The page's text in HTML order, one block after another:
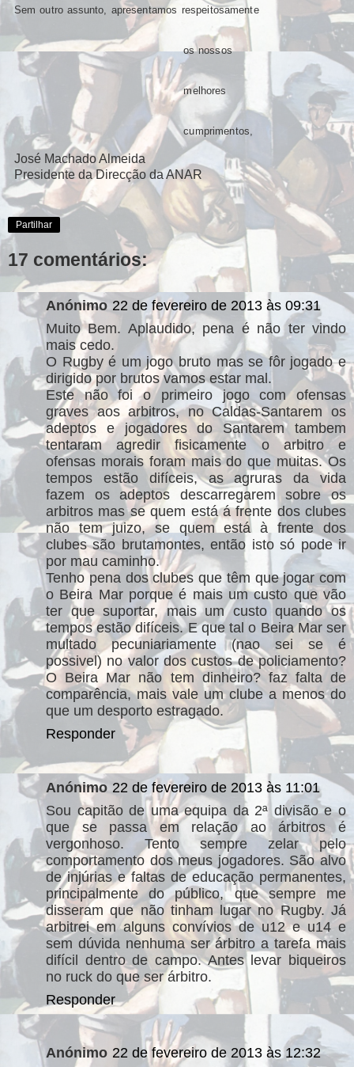
Sem outro assunto, apresentamos respeitosamente
os nossos
mel hores
cumprimentos,
José Machado Almeida
Presidente da Direcção da ANAR
Partilhar
17 comentários:
Anónimo 22 de fevereiro de 2013 às 09:31
Muito Bem. Aplaudido, pena é não ter vindo
mais cedo.
O Rugby é um jogo bruto mas se fôr jogado e
dirigido por brutos vamos estar mal.
Este não foi o primeiro jogo com ofensas
graves aos arbitros, no Caldas-Santarem os
adeptos e jogadores do Santarem tambem
tentaram agredir fisicamente o arbitro e
ofensas morais foram mais do que muitas. Os
tempos estão difíceis, as agruras da vida
fazem os adeptos descarregarem sobre os
arbitros mas se quem está á frente dos clubes
não tem juizo, se quem está à frente dos
clubes são brutamontes, então isto só pode ir
por mau caminho.
Tenho pena dos clubes que têm que jogar com
o Beira Mar porque é mais um custo que vão
ter que suportar, mais um custo quando os
tempos estão difíceis. E que tal o Beira Mar ser
multado pecuniariamente (nao sei se é
possivel) no valor dos custos de policiamento?
O Beira Mar não tem dinheiro? faz falta de
comparência, mais vale um clube a menos do
que um desporto estragado.
Responder
Anónimo 22 de fevereiro de 2013 às 11:01
Sou capitão de uma equipa da 2ª divisão e o
que se passa em relação ao árbitros é
vergonhoso. Tento sempre zelar pelo
comportamento dos meus jogadores. São alvo
de injúrias e faltas de educação permanentes,
principalmente do público, que sempre me
disseram que não tinham lugar no Rugby. Já
arbitrei em alguns convívios de u12 e u14 e
sem dúvida nenhuma ser árbitro a tarefa mais
difícil dentro de campo. Antes levar biqueiros
no ruck do que ser árbitro.
Responder
Anónimo 22 de fevereiro de 2013 às 12:32